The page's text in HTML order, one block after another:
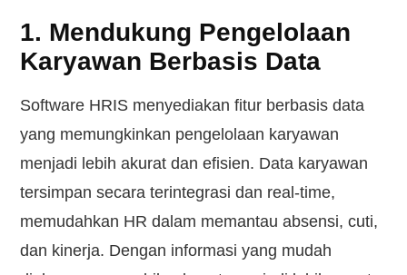
1. Mendukung Pengelolaan
Karyawan Berbasis Data
Software HRIS menyediakan fitur berbasis data
yang memungkinkan pengelolaan karyawan
menjadi lebih akurat dan efisien. Data karyawan
tersimpan secara terintegrasi dan real-time,
memudahkan HR dalam memantau absensi, cuti,
dan kinerja. Dengan informasi yang mudah